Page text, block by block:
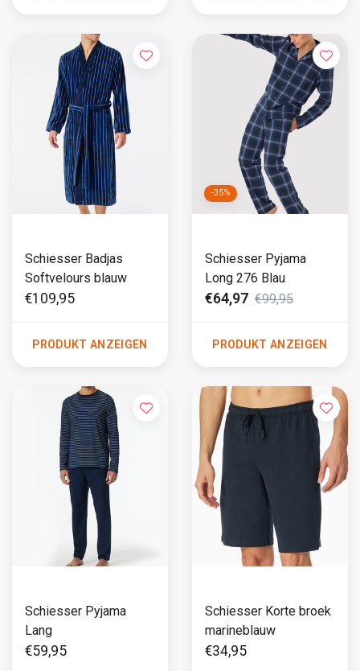
Schiesser Badjas
Softvelours blauw
€109,95
PRODUKT ANZEIGEN
-35%
Schiesser Pyjama
Long 276 Blau
€64,97 €99,95
PRODUKT ANZEIGEN
Schiesser Pyjama
Lang
€59,95
Schiesser Korte broek
marineblauw
€34,95